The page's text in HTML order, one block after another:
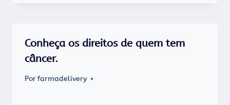
Conheça os direitos de quem tem
câncer.
Porfarmadelivery